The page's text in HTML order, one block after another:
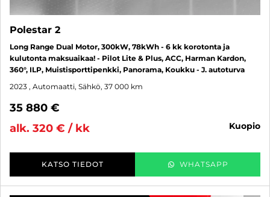
Polestar 2
Long Range Dual Motor, 300kW, 78kWh - 6 kk korotonta ja
kulutonta maksuaikaa! - Pilot Lite & Plus, ACC, Harman Kardon,
360°, ILP, Muistisporttipenkki, Panorama, Koukku - J. autoturva
2023 , Automaatti, Sähkö, 37 000 km
35 880 €
alk. 320 € / kk
kuopio
KATSO TIEDOT WHATSAPP